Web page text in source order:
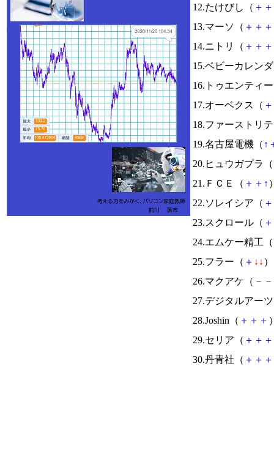
12.たけびし（ ＋ ＋
13.マーソ（ ＋ ＋ ＋
14.ニトリ（ ＋ ＋ ＋
15.ベビーカレン
16.トゥエンティ
17.オーベクス（ ＋
18.ファーストリ
19.名古屋電機（ ↑
20.ヒュウガプラ（
21.ＦＣＥ（ ＋ ＋ ↑
22.ソレイシア（ ＋
23.スクロール（ ＋
24.エムケー精工（
25.フラー（ ＋ ↓ ↓
26.マクアケ（ － －
27.デジタルアー
28.Joshin（ ＋ ＋ ＋
29.セリア（ ＋ ＋ ＋
30.丹青社（ ＋ ＋ ＋